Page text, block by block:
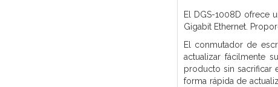
El DGS-1008D ofrece
Gigabit Ethernet.
El conmutador de
actualizar fácilmente
producto sin sacrificar
forma rápida de